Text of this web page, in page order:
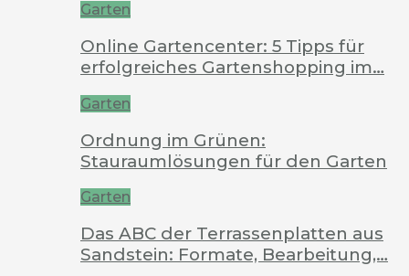
Garten
Online Gartencenter: 5 Tipps für
erfolgreiches Gartenshopping im…
Garten
Ordnung im Grünen:
Stauraumlösungen für den Garten
Garten
Das ABC der Terrassenplatten aus
Sandstein: Formate, Bearbeitung,…